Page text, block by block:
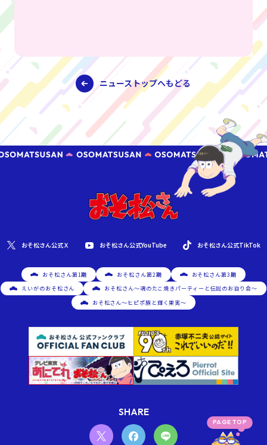
ニューストップへもどる
おそ松さん公式Ｘ おそ松さん公式YouTube おそ松さん公式TikTok
おそ松さん第1期 おそ松さん第2期
おそ松さん第3期
えいがのおそ松さん
おそ松さん～魂のたこ焼きパーティーと伝説のお泊り会～
おそ松さん～ヒピポ族と輝く果実～
SHARE
PAGE TOP